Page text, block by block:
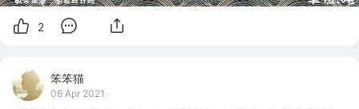
2
笨笨猫
06 Apr 2021